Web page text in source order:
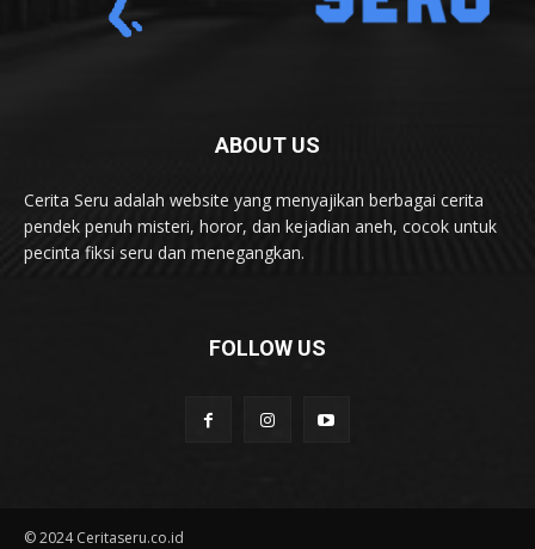
ABOUT US
Cerita Seru adalah website yang menyajikan berbagai cerita
pendek penuh misteri, horor, dan kejadian aneh, cocok untuk
pecinta fiksi seru dan menegangkan.
FOLLOW US
© 2024 Ceritaseru.co.id